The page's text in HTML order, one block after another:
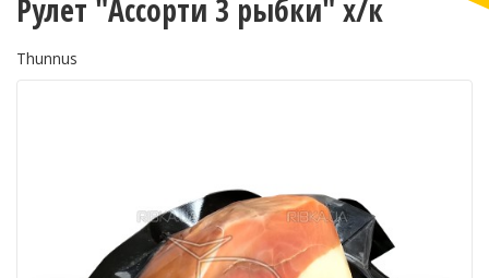
Рулет "Ассорти 3 рыбки" х/к
Thunnus